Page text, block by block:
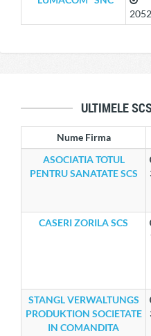
ULTIMELE
Nume Firma
ASOCIATIA TOTUL
PENTRU SANATATE SCS
CASERI ZORILA SCS
STANGL VERWALTUNGS
PRODUKTION SOCIETATE
IN COMANDITA